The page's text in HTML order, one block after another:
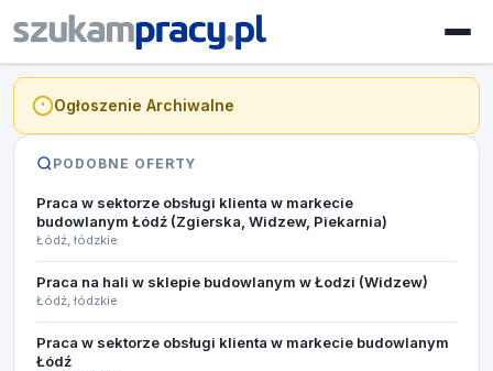
Ogłoszenie Archiwalne
PODOBNE OFERTY
Praca w sektorze obsługi klienta w markecie
budowlanym Łódź (Zgierska, Widzew, Piekarnia)
Łódź, łódzkie
Praca na hali w sklepie budowlanym w Łodzi (Widzew)
Łódź, łódzkie
Praca w sektorze obsługi klienta w markecie budowlanym
Łódź